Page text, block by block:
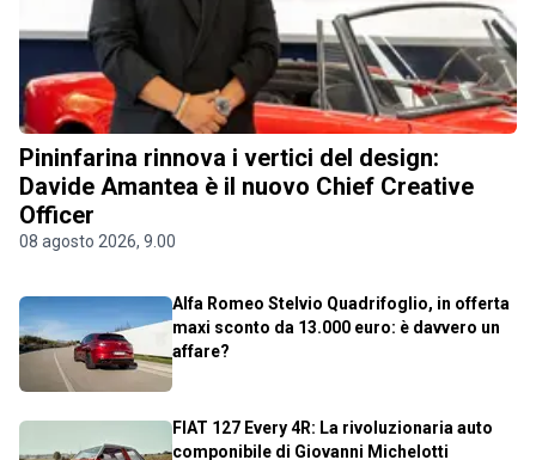
Pininfarina rinnova i vertici del design:
Davide Amantea è il nuovo Chief Creative
Officer
08 agosto 2026, 9.00
Alfa Romeo Stelvio Quadrifoglio, in offerta
maxi sconto da 13.000 euro: è davvero un
affare?
FIAT 127 Every 4R: La rivoluzionaria auto
componibile di Giovanni Michelotti